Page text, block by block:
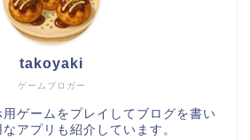
ゲームブロガー
takoyaki
ゲームをプレイしてブログを書い
アプリも紹介しています。